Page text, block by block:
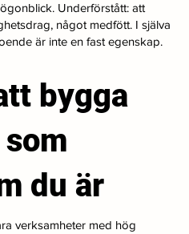
Underförstått: att
något medfött. I själva
är inte en fast egenskap.
bygga
du är
verksamheter med hög